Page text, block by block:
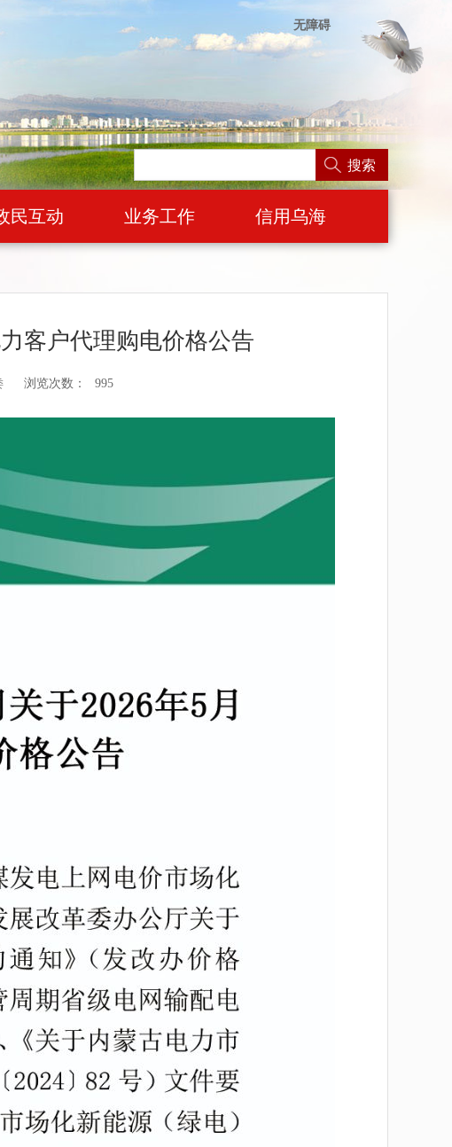
无障碍
搜索
民互动 业务工作 信用乌海
客户代理购电价格公告
浏览次数： 995